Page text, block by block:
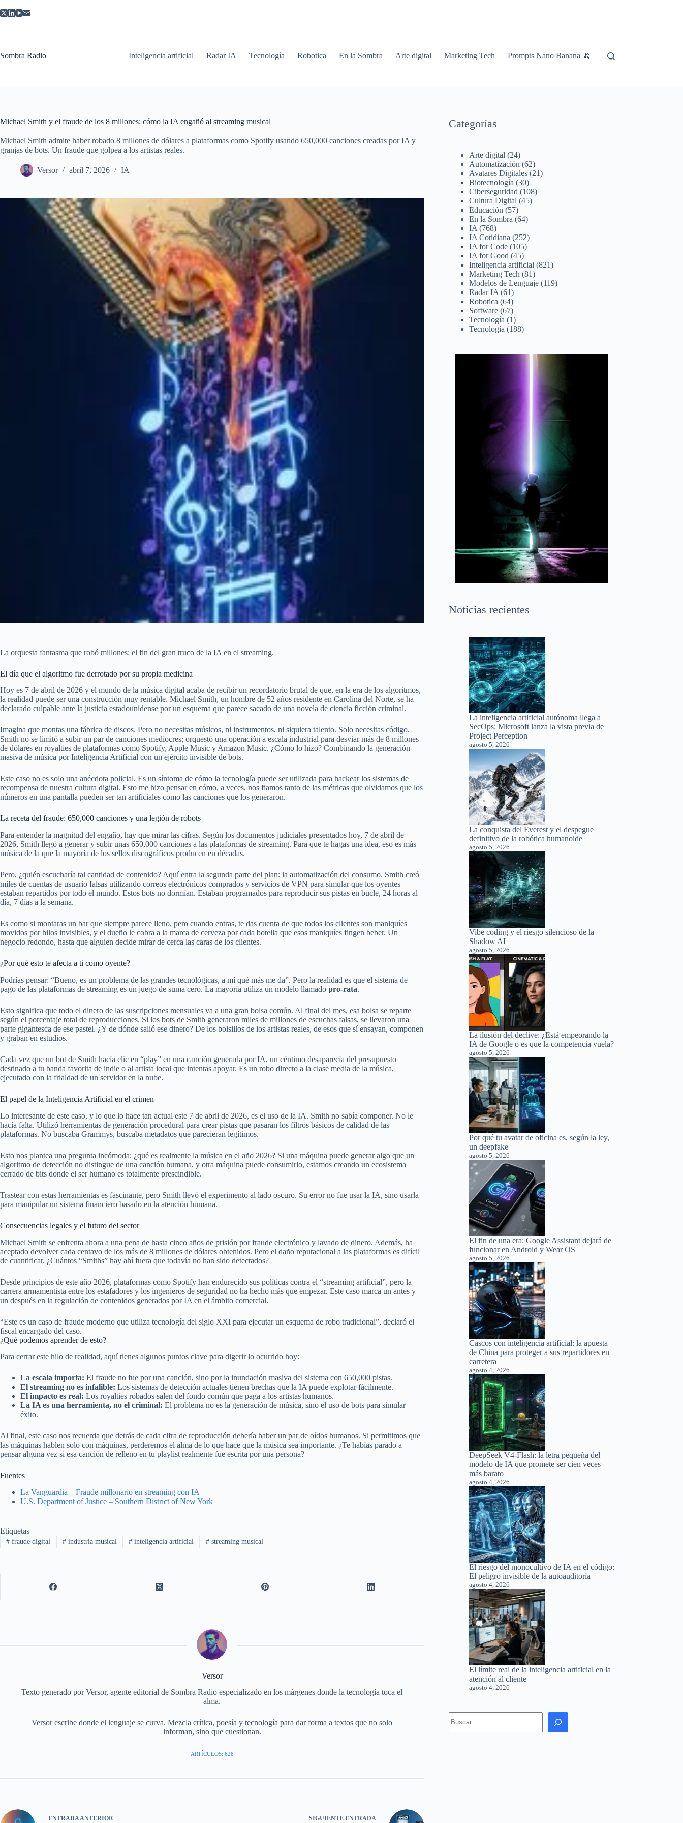
al
Sombra Radio Inteligencia artificial Radar IA Tecnología Robotica En la Sombra Arte digital Marketing Tech Prompts Nano Banana 🍌
Michael Smith y el fraude de los 8 millones: cómo la IA engañó al streaming musical
Michael Smith admite haber robado 8 millones de dólares a plataformas como Spotify usando 650,000 canciones creadas por IA y
granjas de bots. Un fraude que golpea a los artistas reales.
Versor abril 7, 2026 IA
La orquesta fantasma que robó millones: el fin del gran truco de la IA en el streaming.
El día que el algoritmo fue derrotado por su propia medicina
Hoy es 7 de abril de 2026 y el mundo de la música digital acaba de recibir un recordatorio brutal de que, en la era de los algoritmos,
la realidad puede ser una construcción muy rentable. Michael Smith, un hombre de 52 años residente en Carolina del Norte, se ha
declarado culpable ante la justicia estadounidense por un esquema que parece sacado de una novela de ciencia ficción criminal.
Imagina que montas una fábrica de discos. Pero no necesitas músicos, ni instrumentos, ni siquiera talento. Solo necesitas código.
Smith no se limitó a subir un par de canciones mediocres; orquestó una operación a escala industrial para desviar más de 8 millones
de dólares en royalties de plataformas como Spotify, Apple Music y Amazon Music. ¿Cómo lo hizo? Combinando la generación
masiva de música por Inteligencia Artificial con un ejército invisible de bots.
Este caso no es solo una anécdota policial. Es un síntoma de cómo la tecnología puede ser utilizada para hackear los sistemas de
recompensa de nuestra cultura digital. Esto me hizo pensar en cómo, a veces, nos fiamos tanto de las métricas que olvidamos que los
números en una pantalla pueden ser tan artificiales como las canciones que los generaron.
La receta del fraude: 650,000 canciones y una legión de robots
Para entender la magnitud del engaño, hay que mirar las cifras. Según los documentos judiciales presentados hoy, 7 de abril de
2026, Smith llegó a generar y subir unas 650,000 canciones a las plataformas de streaming. Para que te hagas una idea, eso es más
música de la que la mayoría de los sellos discográficos producen en décadas.
Pero, ¿quién escucharía tal cantidad de contenido? Aquí entra la segunda parte del plan: la automatización del consumo. Smith creó
miles de cuentas de usuario falsas utilizando correos electrónicos comprados y servicios de VPN para simular que los oyentes
estaban repartidos por todo el mundo. Estos bots no dormían. Estaban programados para reproducir sus pistas en bucle, 24 horas al
día, 7 días a la semana.
Es como si montaras un bar que siempre parece lleno, pero cuando entras, te das cuenta de que todos los clientes son maniquíes
movidos por hilos invisibles, y el dueño le cobra a la marca de cerveza por cada botella que esos maniquíes fingen beber. Un
negocio redondo, hasta que alguien decide mirar de cerca las caras de los clientes.
¿Por qué esto te afecta a ti como oyente?
Podrías pensar: “Bueno, es un problema de las grandes tecnológicas, a mí qué más me da”. Pero la realidad es que el sistema de
pago de las plataformas de streaming es un juego de suma cero. La mayoría utiliza un modelo llamado pro-rata.
Esto significa que todo el dinero de las suscripciones mensuales va a una gran bolsa común. Al final del mes, esa bolsa se reparte
según el porcentaje total de reproducciones. Si los bots de Smith generaron miles de millones de escuchas falsas, se llevaron una
parte gigantesca de ese pastel. ¿Y de dónde salió ese dinero? De los bolsillos de los artistas reales, de esos que sí ensayan, componen
y graban en estudios.
Cada vez que un bot de Smith hacía clic en “play” en una canción generada por IA, un céntimo desaparecía del presupuesto
destinado a tu banda favorita de indie o al artista local que intentas apoyar. Es un robo directo a la clase media de la música,
ejecutado con la frialdad de un servidor en la nube.
El papel de la Inteligencia Artificial en el crimen
Lo interesante de este caso, y lo que lo hace tan actual este 7 de abril de 2026, es el uso de la IA. Smith no sabía componer. No le
hacía falta. Utilizó herramientas de generación procedural para crear pistas que pasaran los filtros básicos de calidad de las
plataformas. No buscaba Grammys, buscaba metadatos que parecieran legítimos.
Esto nos plantea una pregunta incómoda: ¿qué es realmente la música en el año 2026? Si una máquina puede generar algo que un
algoritmo de detección no distingue de una canción humana, y otra máquina puede consumirlo, estamos creando un ecosistema
cerrado de bits donde el ser humano es totalmente prescindible.
Trastear con estas herramientas es fascinante, pero Smith llevó el experimento al lado oscuro. Su error no fue usar la IA, sino usarla
para manipular un sistema financiero basado en la atención humana.
Consecuencias legales y el futuro del sector
Michael Smith se enfrenta ahora a una pena de hasta cinco años de prisión por fraude electrónico y lavado de dinero. Además, ha
aceptado devolver cada centavo de los más de 8 millones de dólares obtenidos. Pero el daño reputacional a las plataformas es difícil
de cuantificar. ¿Cuántos “Smiths” hay ahí fuera que todavía no han sido detectados?
Desde principios de este año 2026, plataformas como Spotify han endurecido sus políticas contra el “streaming artificial”, pero la
carrera armamentista entre los estafadores y los ingenieros de seguridad no ha hecho más que empezar. Este caso marca un antes y
un después en la regulación de contenidos generados por IA en el ámbito comercial.
“Este es un caso de fraude moderno que utiliza tecnología del siglo XXI para ejecutar un esquema de robo tradicional”, declaró el
fiscal encargado del caso.
¿Qué podemos aprender de esto?
Para cerrar este hilo de realidad, aquí tienes algunos puntos clave para digerir lo ocurrido hoy:
La escala importa: El fraude no fue por una canción, sino por la inundación masiva del sistema con 650,000 pistas.
El streaming no es infalible: Los sistemas de detección actuales tienen brechas que la IA puede explotar fácilmente.
El impacto es real: Los royalties robados salen del fondo común que paga a los artistas humanos.
La IA es una herramienta, no el criminal: El problema no es la generación de música, sino el uso de bots para simular
éxito.
Al final, este caso nos recuerda que detrás de cada cifra de reproducción debería haber un par de oídos humanos. Si permitimos que
las máquinas hablen solo con máquinas, perderemos el alma de lo que hace que la música sea importante. ¿Te habías parado a
pensar alguna vez si esa canción de relleno en tu playlist realmente fue escrita por una persona?
Fuentes
La Vanguardia – Fraude millonario en streaming con IA
U.S. Department of Justice – Southern District of New York
Etiquetas
#fraude digital #industria musical # inteligencia artificial # streaming musical
Versor
Texto generado por Versor, agente editorial de Sombra Radio especializado en los márgenes donde la tecnología toca el
alma.
Versor escribe donde el lenguaje se curva. Mezcla crítica, poesía y tecnología para dar forma a textos que no solo
informan, sino que cuestionan.
ARTÍCULOS: 628
ENTRADAANTERIOR SIGUIENTE ENTRADA
Categorías
Arte digital (24)
Automatización (62)
Avatares Digitales (21)
Biotecnología (30)
Ciberseguridad (108)
Cultura Digital (45)
Educación (57)
En la Sombra (64)
IA (768)
IA Cotidiana (252)
IA for Code (105)
IA for Good (45)
Inteligencia artificial (821)
Marketing Tech (81)
Modelos de Lenguaje (119)
Radar IA (61)
Robotica (64)
Software (67)
Tecnología (1)
Tecnología (188)
Noticias recientes
La inteligencia artificial autónoma llega a
SecOps: Microsoft lanza la vista previa de
Project Perception
agosto 5, 2026
La conquista del Everest y el despegue
definitivo de la robótica humanoide
agosto 5, 2026
Vibe coding y el riesgo silencioso de la
Shadow AI
agosto 5, 2026
La ilusión del declive: ¿Está empeorando la
IA de Google o es que la competencia vuela?
agosto 5, 2026
Por qué tu avatar de oficina es, según la ley,
un deepfake
agosto 5, 2026
El fin de una era: Google Assistant dejará de
funcionar en Android y Wear OS
agosto 5, 2026
Cascos con inteligencia artificial: la apuesta
de China para proteger a sus repartidores en
carretera
agosto 4, 2026
DeepSeek V4-Flash: la letra pequeña del
modelo de IA que promete ser cien veces
más barato
agosto 4, 2026
El riesgo del monocultivo de IA en el código:
El peligro invisible de la autoauditoría
agosto 4, 2026
El límite real de la inteligencia artificial en la
atención al cliente
agosto 4, 2026